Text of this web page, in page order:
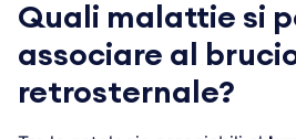
Quali malattie si
associare al
retrosternale?